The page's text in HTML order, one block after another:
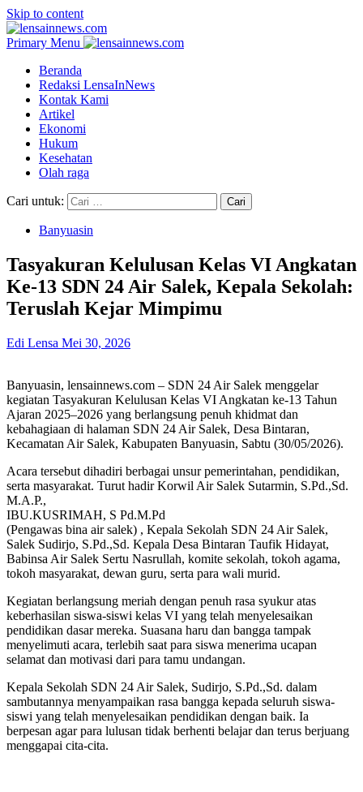
Skip to content
Primary Menu
Beranda
Redaksi LensaInNews
Kontak Kami
Artikel
Ekonomi
Hukum
Kesehatan
Olah raga
Cari untuk:
Banyuasin
Tasyakuran Kelulusan Kelas VI Angkatan
Ke-13 SDN 24 Air Salek, Kepala Sekolah:
Teruslah Kejar Mimpimu
Edi Lensa Mei 30, 2026
Banyuasin, lensainnews.com – SDN 24 Air Salek menggelar
kegiatan Tasyakuran Kelulusan Kelas VI Angkatan ke-13 Tahun
Ajaran 2025–2026 yang berlangsung penuh khidmat dan
kebahagiaan di halaman SDN 24 Air Salek, Desa Bintaran,
Kecamatan Air Salek, Kabupaten Banyuasin, Sabtu (30/05/2026).
Acara tersebut dihadiri berbagai unsur pemerintahan, pendidikan,
serta masyarakat. Turut hadir Korwil Air Salek Sutarmin, S.Pd.,Sd.
M.A.P.,
IBU.KUSRIMAH, S Pd.M.Pd
(Pengawas bina air salek) , Kepala Sekolah SDN 24 Air Salek,
Salek Sudirjo, S.Pd.,Sd. Kepala Desa Bintaran Taufik Hidayat,
Babinsa Air Salek Sertu Nasrullah, komite sekolah, tokoh agama,
tokoh masyarakat, dewan guru, serta para wali murid.
Kegiatan berlangsung meriah dengan penuh rasa syukur atas
keberhasilan siswa-siswi kelas VI yang telah menyelesaikan
pendidikan dasar mereka. Suasana haru dan bangga tampak
menyelimuti acara, terlebih saat para siswa menerima ucapan
selamat dan motivasi dari para tamu undangan.
Kepala Sekolah SDN 24 Air Salek, Sudirjo, S.Pd.,Sd. dalam
sambutannya menyampaikan rasa bangga kepada seluruh siswa-
siswi yang telah menyelesaikan pendidikan dengan baik. Ia
berpesan agar para lulusan tidak berhenti belajar dan terus berjuang
menggapai cita-cita.